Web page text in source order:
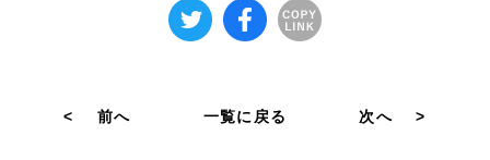
< 前へ 一覧に戻る 次へ >